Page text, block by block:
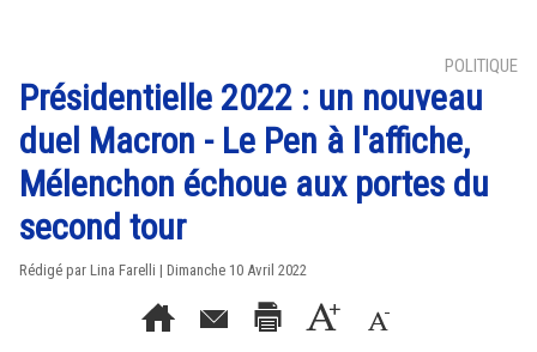
POLITIQUE
Présidentielle 2022 : un nouveau
duel Macron - Le Pen à l'affiche,
Mélenchon échoue aux portes du
second tour
Rédigé par Lina Farelli | Dimanche 10 Avril 2022